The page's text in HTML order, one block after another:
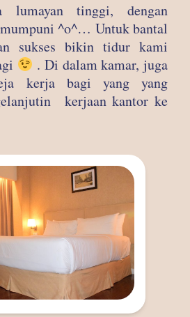
lumayan tinggi, dengan
^o^… Untuk bantal
sukses bikin tidur kami
. Di dalam kamar, juga
kerja bagi yang yang
kerjaan kantor ke